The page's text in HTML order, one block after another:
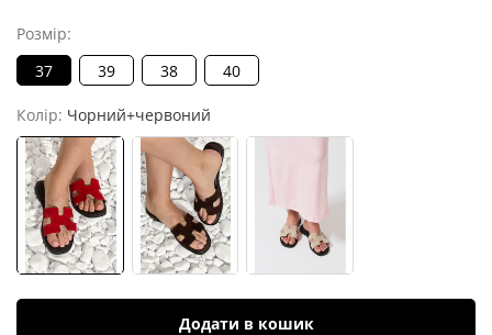
Розмір:
37
39 38 40
Колір: Чорний+червоний
Додати в кошик